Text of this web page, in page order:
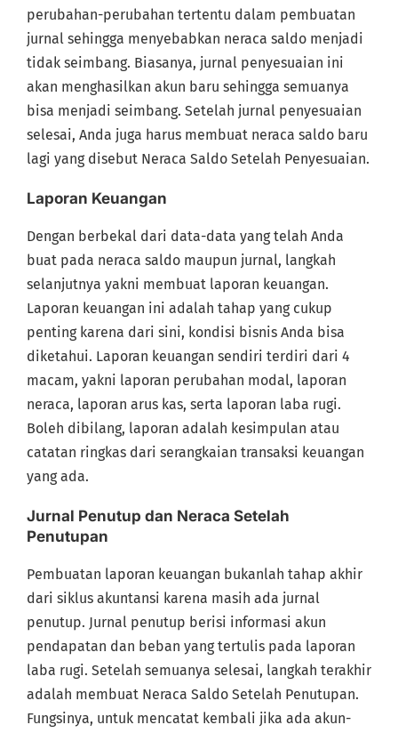
perubahan-perubahan tertentu dalam pembuatan
jurnal sehingga menyebabkan neraca saldo menjadi
tidak seimbang. Biasanya, jurnal penyesuaian ini
akan menghasilkan akun baru sehingga semuanya
bisa menjadi seimbang. Setelah jurnal penyesuaian
selesai, Anda juga harus membuat neraca saldo baru
lagi yang disebut Neraca Saldo Setelah Penyesuaian.
Laporan Keuangan
Dengan berbekal dari data-data yang telah Anda
buat pada neraca saldo maupun jurnal, langkah
selanjutnya yakni membuat laporan keuangan.
Laporan keuangan ini adalah tahap yang cukup
penting karena dari sini, kondisi bisnis Anda bisa
diketahui. Laporan keuangan sendiri terdiri dari 4
macam, yakni laporan perubahan modal, laporan
neraca, laporan arus kas, serta laporan laba rugi.
Boleh dibilang, laporan adalah kesimpulan atau
catatan ringkas dari serangkaian transaksi keuangan
yang ada.
Jurnal Penutup dan Neraca Setelah
Penutupan
Pembuatan laporan keuangan bukanlah tahap akhir
dari siklus akuntansi karena masih ada jurnal
penutup. Jurnal penutup berisi informasi akun
pendapatan dan beban yang tertulis pada laporan
laba rugi. Setelah semuanya selesai, langkah terakhir
adalah membuat Neraca Saldo Setelah Penutupan.
Fungsinya, untuk mencatat kembali jika ada akun-